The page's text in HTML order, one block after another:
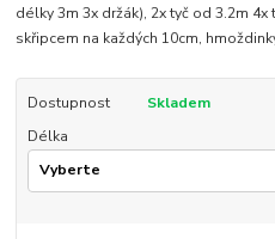
délky 3m 3x držák), 2x tyč od 3.2m
skřipcem na každých 10cm,
Dostupnost
Skladem
Délka